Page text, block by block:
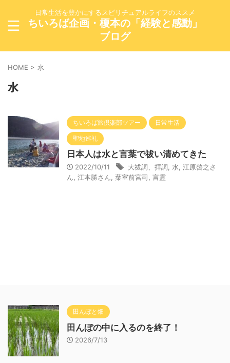
日常生活を豊かにするスピリチュアルライフのススメ
ちいろば企画・榎本の「経験と感動」
ブログ
HOME > 水
水
ちいろば旅倶楽部ツアー 日常生活
聖地巡礼
日本人は水と言葉で祓い清めてきた
2022/10/11 大祓詞、拝詞 水 江原啓之さ
ん 江本勝さん 葉室前宮司 言霊
田んぼと畑
田んぼの中に入るのを終了！
2026/7/13